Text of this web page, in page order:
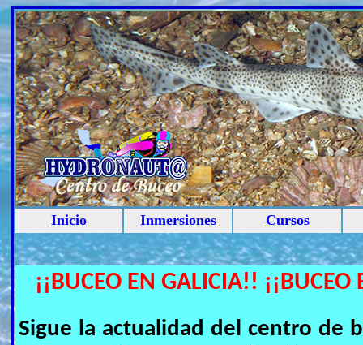
Inicio Inmersiones Cursos
¡¡BUCEO EN GALICIA!!
Sigue la actualidad del centro de